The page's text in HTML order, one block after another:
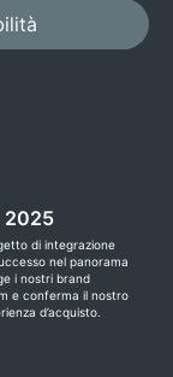
2025
di integrazione
nel panorama
i nostri brand
e conferma il nostro
d’acquisto.